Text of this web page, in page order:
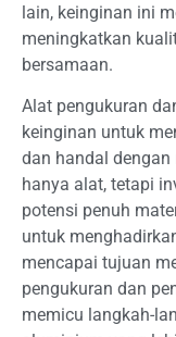
lain, keinginan ini
meningkatkan
bersamaan.
Alat pengukuran
keinginan untuk
dan handal
hanya alat, tetapi
potensi penuh
untuk
mencapai tujuan
pengukuran dan
memicu langkah-